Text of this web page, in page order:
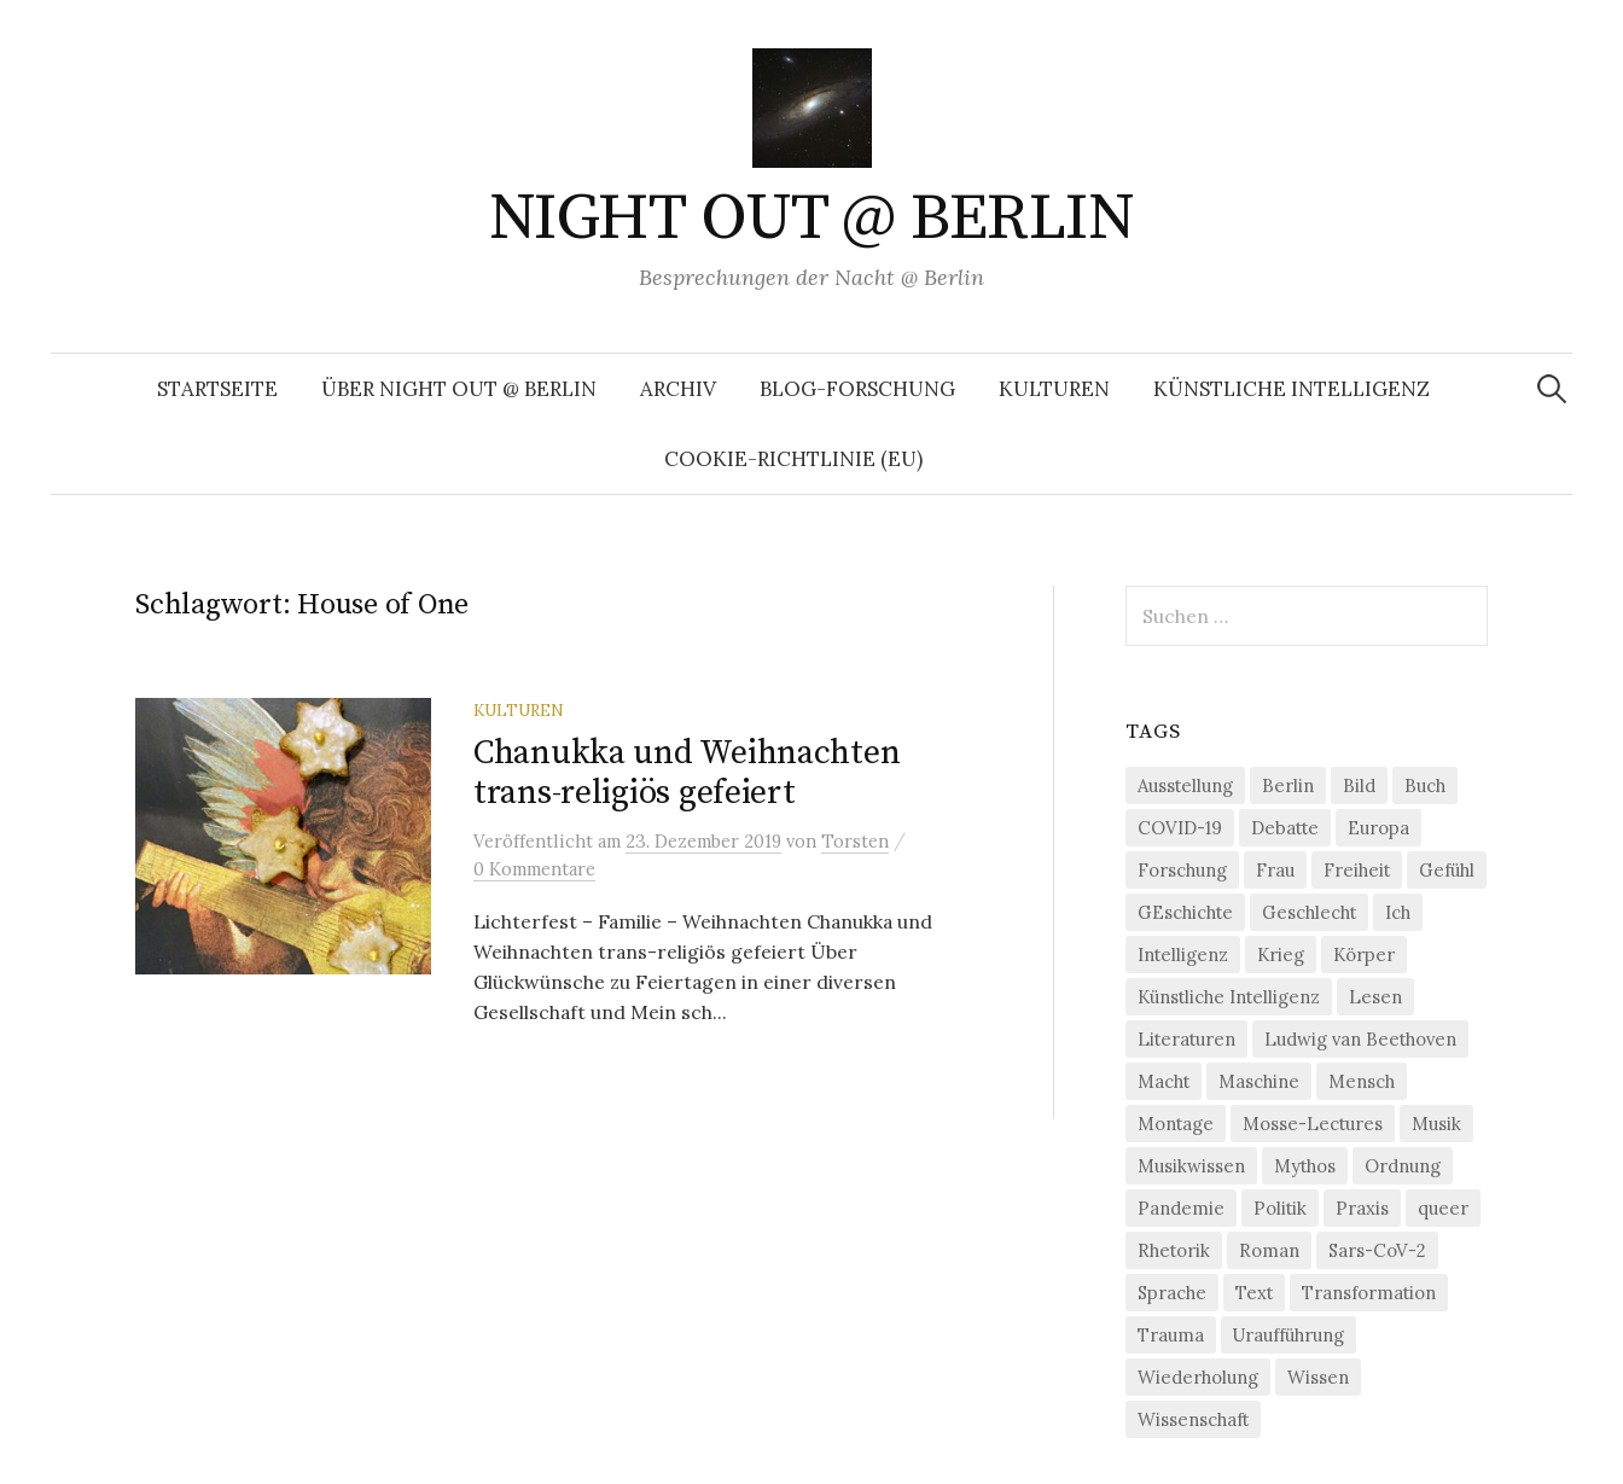
NIGHT OUT @ BERLIN
Besprechungen der Nacht @ Berlin
STARTSEITE ÜBER NIGHT OUT @ BERLIN ARCHIV BLOG-FORSCHUNG KULTUREN KÜNSTLICHE INTELLIGENZ
COOKIE-RICHTLINIE (EU)
Suchen
nach:
Schlagwort: House of One
KULTUREN
Chanukka und Weihnachten
trans-religiös gefeiert
Veröffentlicht am 23. Dezember 2019 von Torsten /
0 Kommentare
Lichterfest – Familie – Weihnachten Chanukka und
Weihnachten trans-religiös gefeiert Über
Glückwünsche zu Feiertagen in einer diversen
Gesellschaft und Mein sch...
nach:
TAGS
Ausstellung Berlin Bild
Buch
COVID-19
Debatte
Europa
Forschung
Frau Freiheit
Gefühl
GEschichte
Geschlecht
Ich
Intelligenz
Krieg
Körper
Künstliche Intelligenz
Lesen
Literaturen
Ludwig van Beethoven
Macht
Maschine
Mensch
Montage
Mosse-Lectures
Musik
Musikwissen
Mythos
Ordnung
Pandemie
Politik Praxis
queer
Rhetorik
Roman
Sars-CoV-2
Sprache
Text
Transformation
Trauma
Uraufführung
Wiederholung
Wissen
Wissenschaft